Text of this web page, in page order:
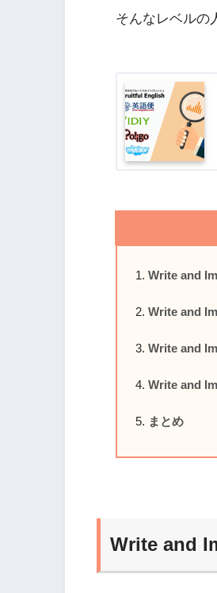
そんなレベルの
Write and
Write and
Write and
Write and
まとめ
Write and